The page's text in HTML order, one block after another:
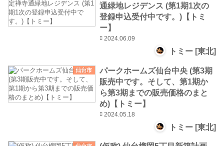
通緑地レジデンス (第1期1次の
登録申込受付中です。)【トミ
ー】
2024.06.09
トミー [東北]
仙台市
パークホームズ仙台中央 (第3期
販売中です。そして、第1期か
ら第3期までの販売価格のまと
め)【トミー】
2024.05.18
トミー [東北]